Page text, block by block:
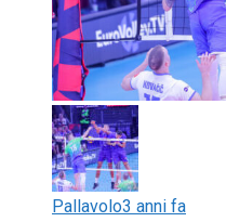
Pallavolo3 anni fa